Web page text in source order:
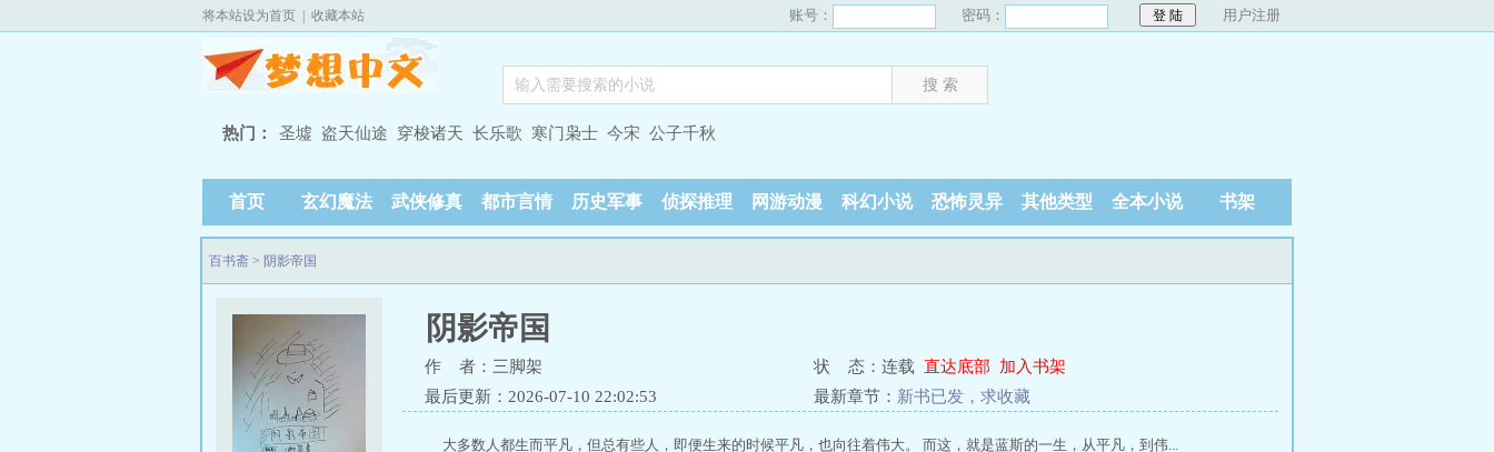
将本站设为首页 收藏本站 账号： 密码： 用户注册
热门： 圣墟 盗天仙途 穿梭诸天 长乐歌 寒门枭士 今宋 公子千秋
首页 玄幻魔法 武侠修真 都市言情 历史军事 侦探推理 网游动漫 科幻小说 恐怖灵异 其他类型 全本小说 书架
百书斋 > 阴影帝国
阴影帝国
作 者：三脚架 状 态：连载 直达底部
加入书架
最后更新：2026-07-10 22:02:53
最新章节： 新书已发，求收藏
大多数人都生而平凡，但总有些人，即便生来的时候平凡，也向往着伟大。 而这，就是蓝斯的一生，从平凡，到伟...